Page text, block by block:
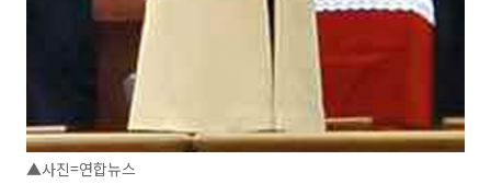
▲사진=연합뉴스